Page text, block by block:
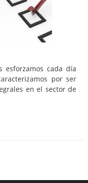
esforzamos cada día
por ser
en el sector de